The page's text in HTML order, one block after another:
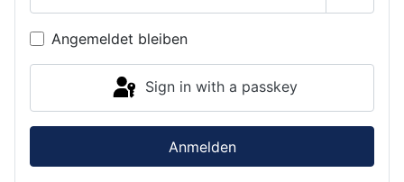
Show
Angemeldet bleiben
Sign in with a passkey
Anmelden